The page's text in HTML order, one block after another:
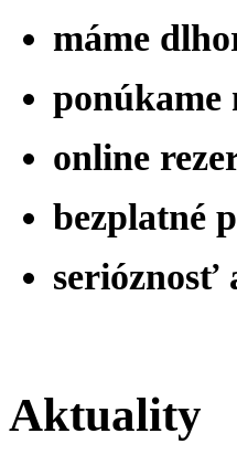
máme
ponúkame
online
bezplatné
serióznosť
Aktuality